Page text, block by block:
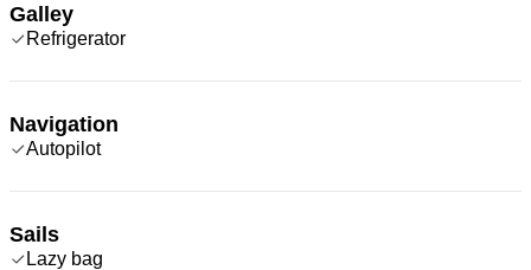
Galley
Refrigerator
Navigation
Autopilot
Sails
Lazy bag